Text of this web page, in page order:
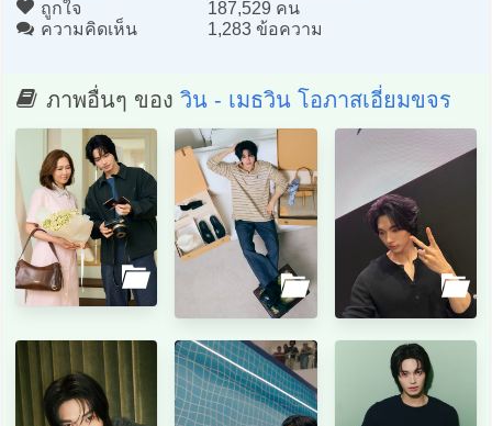
ถูกใจ
187,529 คน
ความคิดเห็น
1,283 ข้อความ
ภาพอื่นๆ ของ วิน - เมธวิน โอภาสเอี่ยมขจร